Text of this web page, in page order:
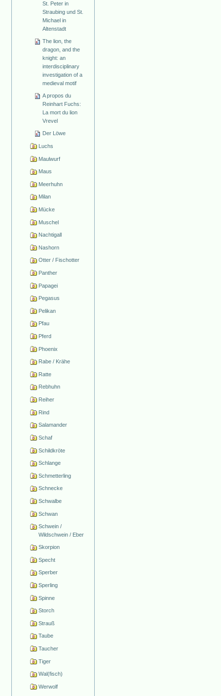
St. Peter in
Straubing und St.
Michael in
Altenstadt
The lion, the
dragon, and the
knight: an
interdisciplinary
investigation of a
medieval motif
A propos du
Reinhart Fuchs:
La mort du lion
Vrevel
Der Löwe
Luchs
Maulwurf
Maus
Meerhuhn
Milan
Mücke
Muschel
Nachtigall
Nashorn
Otter / Fischotter
Panther
Papagei
Pegasus
Pelikan
Pfau
Pferd
Phoenix
Rabe / Krähe
Ratte
Rebhuhn
Reiher
Rind
Salamander
Schaf
Schildkröte
Schlange
Schmetterling
Schnecke
Schwalbe
Schwan
Schwein /
Wildschwein / Eber
Skorpion
Specht
Sperber
Sperling
Spinne
Storch
Strauß
Taube
Taucher
Tiger
Wal(fisch)
Werwolf